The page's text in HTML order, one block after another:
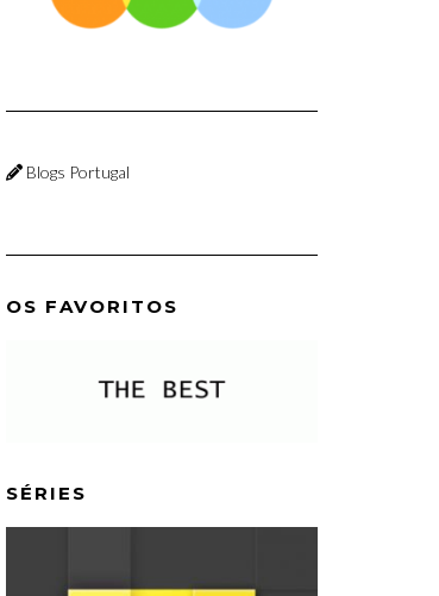
Blogs Portugal
OS FAVORITOS
SÉRIES